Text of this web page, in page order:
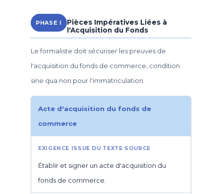
PHASE I
Pièces Impératives Liées à
l'Acquisition du Fonds
Le formaliste doit sécuriser les preuves de
l'acquisition du fonds de commerce, condition
sine qua non pour l'immatriculation.
Acte d'acquisition du fonds de
commerce
Établir et signer un acte d'acquisition du
fonds de commerce.